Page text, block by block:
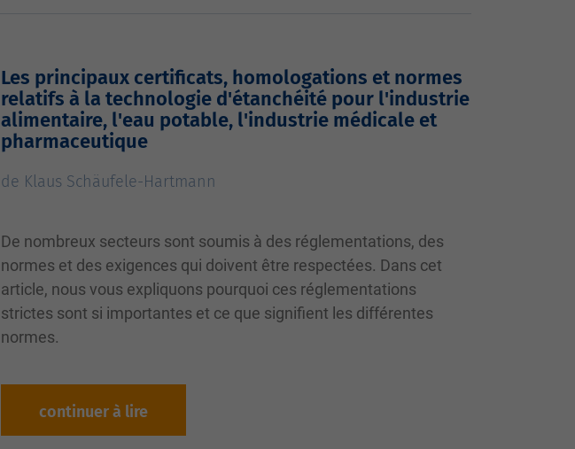
Les principaux certificats, homologations et normes
relatifs à la technologie d'étanchéité pour l'industrie
alimentaire, l'eau potable, l'industrie médicale et
pharmaceutique
de Klaus Schäufele-Hartmann
De nombreux secteurs sont soumis à des réglementations, des
normes et des exigences qui doivent être respectées. Dans cet
article, nous vous expliquons pourquoi ces réglementations
strictes sont si importantes et ce que signifient les différentes
normes.
continuer à lire